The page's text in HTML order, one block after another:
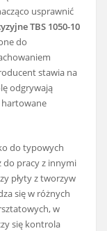
usprawnić
TBS 1050-10
do
stawia na
odgrywają
hartowane
do typowych
do pracy z innymi
płyty z tworzyw
się w różnych
w
się kontrola